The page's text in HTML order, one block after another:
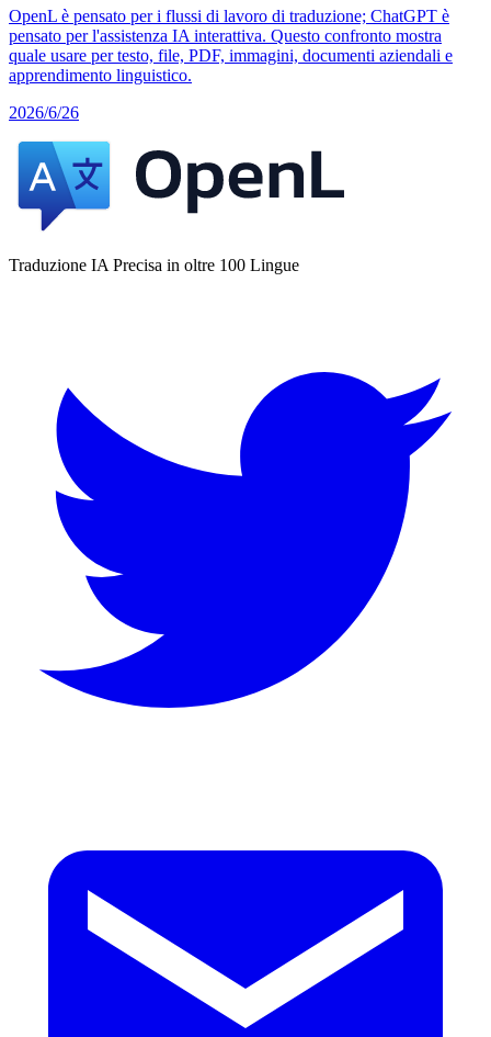
OpenL è pensato per i flussi di lavoro di traduzione; ChatGPT è
pensato per l'assistenza IA interattiva. Questo confronto mostra
quale usare per testo, file, PDF, immagini, documenti aziendali e
apprendimento linguistico.
2026/6/26
Traduzione IA Precisa in oltre 100 Lingue